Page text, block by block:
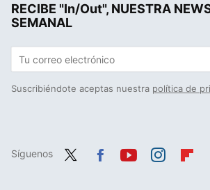
RECIBE "In/Out", NUESTRA
SEMANAL
Suscribiéndote aceptas nuestra política de
Síguenos